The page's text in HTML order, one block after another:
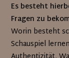
Es besteht
Fragen zu
Worin besteht
Schauspiel